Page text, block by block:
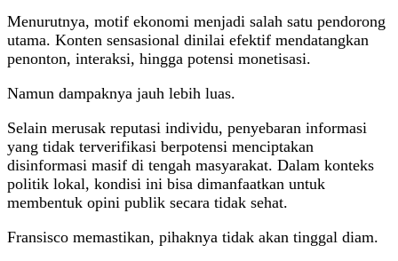
Menurutnya, motif ekonomi menjadi salah satu pendorong
utama. Konten sensasional dinilai efektif mendatangkan
penonton, interaksi, hingga potensi monetisasi.
Namun dampaknya jauh lebih luas.
Selain merusak reputasi individu, penyebaran informasi
yang tidak terverifikasi berpotensi menciptakan
disinformasi masif di tengah masyarakat. Dalam konteks
politik lokal, kondisi ini bisa dimanfaatkan untuk
membentuk opini publik secara tidak sehat.
Fransisco memastikan, pihaknya tidak akan tinggal diam.